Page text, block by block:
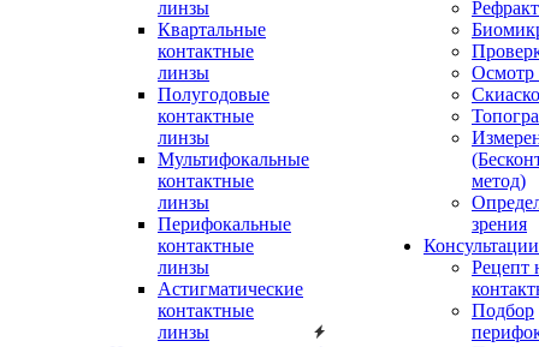
линзы
Квартальные
контактные
линзы
Полугодовые
контактные
линзы
Мультифокальные
контактные
линзы
Перифокальные
контактные
линзы
Астигматические
контактные
линзы
Осмотр
метод)
зрения
Рецепт
Подбор